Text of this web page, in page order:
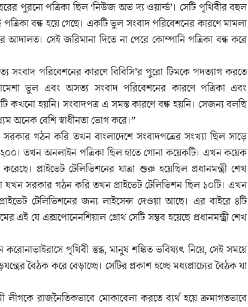
পুরনো পত্রিকা ছিল ‘নিউজ অভ দ্য ওয়ার্ল্ড’। সেটি পৃথিবীর বহুল
বন্ধ হয়ে গেছে। একটি ভুল সংবাদ পরিবেশনের কারণে মামলা
সেই জরিমানা দিতে না পেরে কোম্পানি পত্রিকা বন্ধ করে
পরিবেশনের কারণে বিবিসি’র পুরো টিমকে পদত্যাগ করতে
ভুল এবং অসত্য সংবাদ পরিবেশনের কারণে পত্রিকা এবং
কখনো হয়নি। সংবাদপত্র এ সমস্ত কারণে বন্ধ হয়নি। সেজন্য বলছি
অনেক বেশি স্বাধীনতা ভোগ করে।”
গঠন করি তখন বাংলাদেশে সংবাদপত্রের সংখ্যা ছিল সাড়ে
তখন অনলাইন পত্রিকা ছিল হাতে গোনা কয়েকটি। এখন কয়েক
প্রাইভেট টেলিভিশনের যাত্রা শুরু হয়েছিল প্রধানমন্ত্রী শেখ
যখন সরকার গঠন করি তখন প্রাইভেট টেলিভিশন ছিল ১০টি। এখন
টেলিভিশনের জন্য লাইসেন্স দেওয়া আছে। এর বাইরে ৪টি
এই যে এক্সপোনেনশিয়াল গ্রোথ সেটি সম্ভব হয়েছে প্রধানমন্ত্রী শেখ
পৃথিবী স্তব্ধ, মানুষ শঙ্কিত ভবিষ্যৎ নিয়ে, সেই সময়ে
বৈঠক করে বেড়াচ্ছে। সেটির প্রকাশ হচ্ছে মধ্যপ্রাচ্যের বৈঠক যা
লীগকে রাজনৈতিকভাবে মোকাবেলা করতে ব্যর্থ হয়ে ক্রমাগতভাবে